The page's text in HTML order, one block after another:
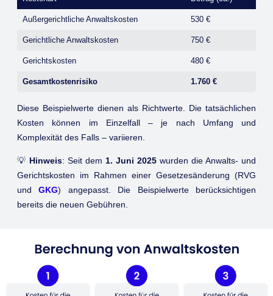
Außergerichtliche Anwaltskosten 530 €
Gerichtliche Anwaltskosten 750 €
Gerichtskosten 480 €
Gesamtkostenrisiko 1.760 €
Diese Beispielwerte dienen als Richtwerte. Die tatsächlichen
Kosten können im Einzelfall – je nach Umfang und
Komplexität des Falls – variieren.
💡 Hinweis: Seit dem 1. Juni 2025 wurden die Anwalts- und
Gerichtskosten im Rahmen einer Gesetzesänderung (RVG
undGKG) angepasst. Die Beispielwerte berücksichtigen
bereits die neuen Gebühren.